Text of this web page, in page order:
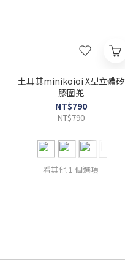
土耳其minikoioi X型立體矽
膠圍兜
NT$790
NT$790
看其他 1 個選項